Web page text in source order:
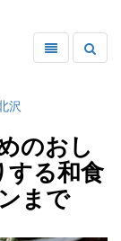
沢
のおし
する和食
まで